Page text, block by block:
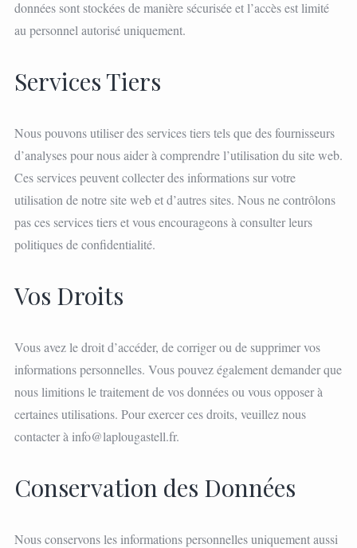
données sont stockées de manière sécurisée et l’accès est limité
au personnel autorisé uniquement.
Services Tiers
Nous pouvons utiliser des services tiers tels que des fournisseurs
d’analyses pour nous aider à comprendre l’utilisation du site web.
Ces services peuvent collecter des informations sur votre
utilisation de notre site web et d’autres sites. Nous ne contrôlons
pas ces services tiers et vous encourageons à consulter leurs
politiques de confidentialité.
Vos Droits
Vous avez le droit d’accéder, de corriger ou de supprimer vos
informations personnelles. Vous pouvez également demander que
nous limitions le traitement de vos données ou vous opposer à
certaines utilisations. Pour exercer ces droits, veuillez nous
contacter àinfo@laplougastell.fr.
Conservation des Données
Nous conservons les informations personnelles uniquement aussi